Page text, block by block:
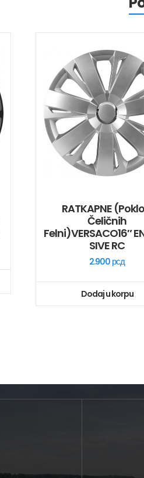
RATKAPNE
Čeličnih
Felni)VERSACO16″
SIVE RC
2.900 рсд
Dodaj u korpu